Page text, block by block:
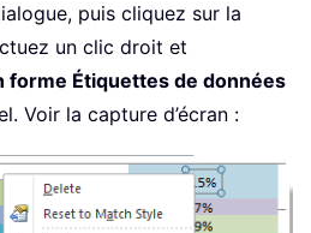
puis cliquez sur la
un clic droit et
forme Étiquettes de données
Voir la capture d’écran :